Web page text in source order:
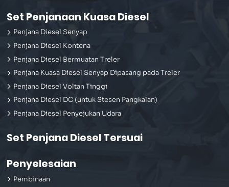
Set Penjanaan Kuasa Diesel
Penjana Diesel Senyap
Penjana Diesel Kontena
Penjana Diesel Bermuatan Treler
Penjana Kuasa Diesel Senyap Dipasang pada Treler
Penjana Diesel Voltan Tinggi
Penjana Diesel DC (untuk Stesen Pangkalan)
Penjana Diesel Penyejukan Udara
Set Penjana Diesel Tersuai
Penyelesaian
Pembinaan